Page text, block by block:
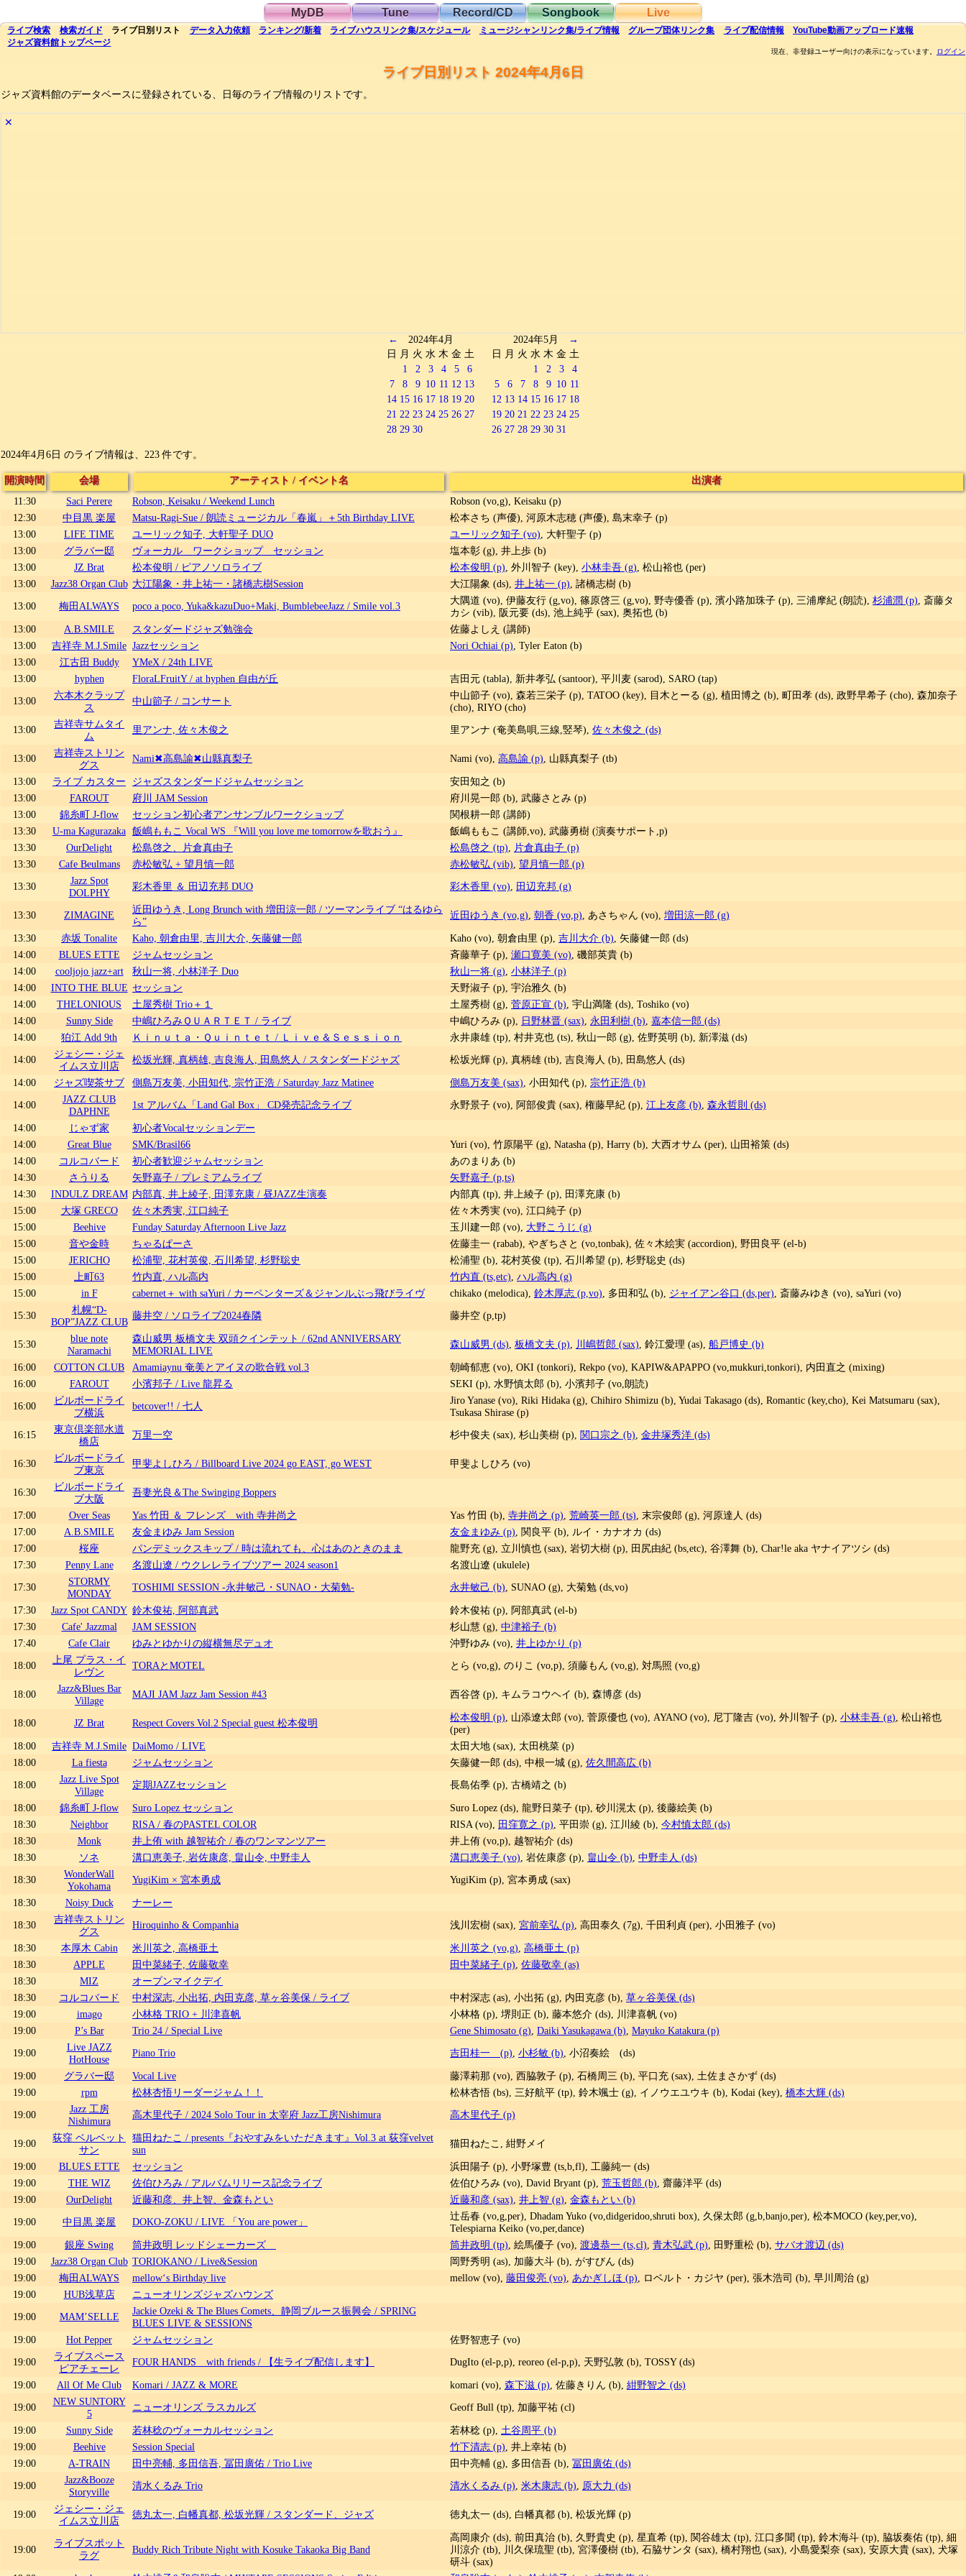
MyDB Tune Record/CD Songbook Live
ライブ検索 検索ガイド ライブ日別 リスト データ入力依頼 ランキング/新着 ライブハウス リンク集/スケジュール ミュージシャンリンク集/ライブ情報 グループ団体リンク集 ライブ配信情報 YouTube動画アップロード速報
ジャズ資料館 トップページ
現在、非登録ユーザー向けの表示になっています。 ログイン
ライブ日別リスト 2024年4月6日
ジャズ資料館のデータベースに登録されている、日毎のライブ情報のリストです。
✕
← 2024年4月
日 月 火 水 木 金 土
1
2 3 4 5
6
7
8 9 10 11 12 13
14 15 16 17 18 19 20
21 22 23 24 25 26 27
28 29 30
2024年5月
→
日 月 火 水 木 金 土
1
2 3
4
5
6 7 8 9 10 11
12 13 14 15 16 17 18
19 20 21 22 23 24 25
26 27 28 29 30 31
2024年4月6日 のライブ情報は、223 件です。
開演時間 会場 アーティスト / イベント名
出演者
11:30
Saci Perere Robson, Keisaku / Weekend Lunch
Robson (vo,g), Keisaku (p)
12:30
中目黒 楽屋 Matsu-Ragi-Sue / 朗読ミュージカル「春嵐」＋5th Birthday LIVE
松本さち (声優), 河原木志穂 (声優), 島末幸子 (p)
13:00
LIFE TIME ユーリック知子, 大軒聖子 DUO ユーリック知子 (vo) , 大軒聖子 (p)
13:00
グラバー邸 ヴォーカル ワークショップ セッション
塩本彰 (g), 井上歩 (b)
13:00
JZ Brat 松本俊明 / ピアノソロライブ 松本俊明 (p) , 外川智子 (key), 小林圭吾 (g) , 松山裕也 (per)
13:00
Jazz38 Organ Club 大江陽象・井上祐一・諸橋志樹Session 大江陽象 (ds), 井上祐一 (p) , 諸橋志樹 (b)
13:00
梅田ALWAYS poco a poco, Yuka&kazuDuo+Maki, BumblebeeJazz / Smile vol.3 大隅道 (vo), 伊藤友行 (g,vo), 篠原啓三 (g,vo), 野寺優香 (p), 濱小路加珠子 (p), 三浦摩紀 (朗読), 杉浦潤 (p) , 斎藤タ
カシ (vib), 阪元要 (ds), 池上純乎 (sax), 奥拓也 (b)
13:00
A.B.SMILE スタンダードジャズ勉強会
佐藤よしえ (講師)
13:00
吉祥寺 M.J.Smile Jazzセッション Nori Ochiai (p) , Tyler Eaton (b)
13:00
江古田 Buddy
YMeX / 24th LIVE
13:00
hyphen FloraLFruitY / at hyphen 自由が丘
吉田元 (tabla), 新井孝弘 (santoor), 平川麦 (sarod), SARO (tap)
13:00
六本木クラップ
ス
中山節子 / コンサート
中山節子 (vo), 森若三栄子 (p), TATOO (key), 目木とーる (g), 植田博之 (b), 町田孝 (ds), 政野早希子 (cho), 森加奈子
(cho), RIYO (cho)
13:00
吉祥寺サムタイ
ム
里アンナ, 佐々木俊之 里アンナ (奄美島唄,三線,竪琴), 佐々木俊之 (ds)
13:00
吉祥寺ストリン
グス
Nami✖高島諭✖山縣真梨子 Nami (vo), 高島諭 (p) , 山縣真梨子 (tb)
13:00
ライブ カスター ジャズスタンダードジャムセッション
安田知之 (b)
13:00
FAROUT 府川 JAM Session
府川晃一郎 (b), 武藤さとみ (p)
13:00
錦糸町 J-flow セッション初心者アンサンブルワークショップ
関根耕一郎 (講師)
13:30
U-ma Kagurazaka 飯嶋ももこ Vocal WS 『Will you love me tomorrowを歌おう』
飯嶋ももこ (講師,vo), 武藤勇樹 (演奏サポート,p)
13:30
OurDelight 松島啓之、片倉真由子 松島啓之 (tp)
片倉真由子 (p)
13:30
Cafe Beulmans 赤松敏弘 + 望月慎一郎 赤松敏弘 (vib) 望月慎一郎 (p)
13:30
Jazz Spot
DOLPHY
彩木香里 ＆ 田辺充邦 DUO 彩木香里 (vo) 田辺充邦 (g)
13:30 ZIMAGINE
近田ゆうき, Long Brunch with 増田涼一郎 / ツーマンライブ “はるゆら
ら”
近田ゆうき (vo,g) 朝香 (vo,p) , あさちゃん (vo), 増田涼一郎 (g)
13:30
赤坂 Tonalite Kaho, 朝倉由里, 吉川大介, 矢藤健一郎 Kaho (vo), 朝倉由里 (p), 吉川大介 (b) , 矢藤健一郎 (ds)
14:00
BLUES ETTE ジャムセッション 斉藤華子 (p), 瀬口寛美 (vo) , 磯部英貴 (b)
14:00
cooljojo jazz+art 秋山一将, 小林洋子 Duo 秋山一将 (g) 小林洋子 (p)
14:00
INTO THE BLUE セッション
天野淑子 (p), 宇治雅久 (b)
14:00
THELONIOUS 土屋秀樹 Trio＋１ 土屋秀樹 (g), 菅原正宣 (b) , 宇山満隆 (ds), Toshiko (vo)
14:00
Sunny Side 中嶋ひろみＱＵＡＲＴＥＴ / ライブ 中嶋ひろみ (p), 日野林晋 (sax) 永田利樹 (b) 嘉本信一郎 (ds)
14:00
狛江 Add 9th Ｋｉｎｕｔａ・Ｑｕｉｎｔｅｔ / Ｌｉｖｅ＆Ｓｅｓｓｉｏｎ
永井康雄 (tp), 村井克也 (ts), 秋山一郎 (g), 佐野英明 (b), 新澤滋 (ds)
14:00
ジェシー・ジェ
イムス立川店
松坂光輝, 真柄雄, 吉良海人, 田島悠人 / スタンダードジャズ
松坂光輝 (p), 真柄雄 (tb), 吉良海人 (b), 田島悠人 (ds)
14:00
ジャズ喫茶サブ 側島万友美, 小田知代, 宗竹正浩 / Saturday Jazz Matinee 側島万友美 (sax) , 小田知代 (p), 宗竹正浩 (b)
14:00
JAZZ CLUB
DAPHNE
1st アルバム「Land Gal Box」 CD発売記念ライブ 永野景子 (vo), 阿部俊貴 (sax), 権藤早紀 (p), 江上友彦 (b) 森永哲則 (ds)
14:00
じゃず家
初心者Vocalセッションデー
14:00
Great Blue SMK/Brasil66
Yuri (vo), 竹原陽平 (g), Natasha (p), Harry (b), 大西オサム (per), 山田裕策 (ds)
14:00
コルコバード 初心者歓迎ジャムセッション
あのまりあ (b)
14:30
さうりる 矢野嘉子 / プレミアムライブ
矢野嘉子 (p,ts)
14:30
INDULZ DREAM 内部真, 井上綾子, 田澤充康 / 昼JAZZ生演奏
内部真 (tp), 井上綾子 (p), 田澤充康 (b)
15:00
大塚 GRECO 佐々木秀実, 江口純子
佐々木秀実 (vo), 江口純子 (p)
15:00
Beehive Funday Saturday Afternoon Live Jazz 玉川建一郎 (vo), 大野こうじ (g)
15:00
音や金時 ちゃるぱーさ
佐藤圭一 (rabab), やぎちさと (vo,tonbak), 佐々木絵実 (accordion), 野田良平 (el-b)
15:00
JERICHO 松浦聖, 花村英俊, 石川希望, 杉野聡史
松浦聖 (b), 花村英俊 (tp), 石川希望 (p), 杉野聡史 (ds)
15:00
上町63 竹内直, ハル高内 竹内直 (ts,etc) ハル高内 (g)
15:00
in F cabernet＋ with saYuri / カーペンターズ＆ジャンルぶっ飛びライヴ chikako (melodica), 鈴木厚志 (p,vo) , 多田和弘 (b), ジャイアン谷口 (ds,per) , 斎藤みゆき (vo), saYuri (vo)
15:30
札幌“D-
BOP”JAZZ CLUB
藤井空 / ソロライブ2024春隣 藤井空 (p,tp)
15:30
blue note
Naramachi
森山威男 板橋文夫 双頭クインテット / 62nd ANNIVERSARY
MEMORIAL LIVE
森山威男 (ds) 板橋文夫 (p) 川嶋哲郎 (sax) , 鈴江愛理 (as), 船戸博史 (b)
16:00
COTTON CLUB Amamiaynu 奄美とアイヌの歌合戦 vol.3
朝崎郁恵 (vo), OKI (tonkori), Rekpo (vo), KAPIW&APAPPO (vo,mukkuri,tonkori), 内田直之 (mixing)
16:00
FAROUT 小濱邦子 / Live 龍昇る
SEKI (p), 水野慎太郎 (b), 小濱邦子 (vo,朗読)
16:00
ビルボードライ
ブ横浜
betcover!! / 七人
Jiro Yanase (vo), Riki Hidaka (g), Chihiro Shimizu (b), Yudai Takasago (ds), Romantic (key,cho), Kei Matsumaru (sax),
Tsukasa Shirase (p)
16:15
東京倶楽部水道
橋店
万里一空 杉中俊夫 (sax), 杉山美樹 (p), 関口宗之 (b) 金井塚秀洋 (ds)
16:30
ビルボードライ
ブ東京
甲斐よしひろ / Billboard Live 2024 go EAST, go WEST 甲斐よしひろ (vo)
16:30
ビルボードライ
ブ大阪
吾妻光良＆The Swinging Boppers
17:00
Over Seas Yas 竹田 ＆ フレンズ with 寺井尚之 Yas 竹田 (b), 寺井尚之 (p) 荒崎英一郎 (ts) , 末宗俊郎 (g), 河原達人 (ds)
17:00
A.B.SMILE 友金まゆみ Jam Session 友金まゆみ (p) , 関良平 (b), ルイ・カナオカ (ds)
17:00
桜座 パンデミックスキップ / 時は流れても、心はあのときのまま
龍野充 (g), 立川慎也 (sax), 岩切大樹 (p), 田尻由紀 (bs,etc), 谷澤舞 (b), Char!le aka ヤナイアツシ (ds)
17:30
Penny Lane 名渡山遼 / ウクレレライブツアー 2024 season1
名渡山遼 (ukulele)
17:30
STORMY
MONDAY
TOSHIMI SESSION -永井敏己・SUNAO・大菊勉- 永井敏己 (b) , SUNAO (g), 大菊勉 (ds,vo)
17:30
Jazz Spot CANDY 鈴木俊祐, 阿部真武
鈴木俊祐 (p), 阿部真武 (el-b)
17:30
Cafe' Jazzmal JAM SESSION 杉山慧 (g), 中津裕子 (b)
17:40
Cafe Clair ゆみとゆかりの縦横無尽デュオ 沖野ゆみ (vo), 井上ゆかり (p)
18:00
上尾 プラス・イ
レヴン
TORAとMOTEL とら (vo,g), のりこ (vo,p), 須藤もん (vo,g), 対馬照 (vo,g)
18:00
Jazz&Blues Bar
Village
MAJI JAM Jazz Jam Session #43 西谷啓 (p), キムラコウヘイ (b), 森博彦 (ds)
18:00 JZ Brat Respect Covers Vol.2 Special guest 松本俊明 松本俊明 (p) , 山添遼太郎 (vo), 菅原優也 (vo), AYANO (vo), 尼丁隆吉 (vo), 外川智子 (p), 小林圭吾 (g) , 松山裕也
(per)
18:00
吉祥寺 M.J.Smile DaiMomo / LIVE
太田大地 (sax), 太田桃菜 (p)
18:00
La fiesta ジャムセッション 矢藤健一郎 (ds), 中根一城 (g), 佐久間高広 (b)
18:00
Jazz Live Spot
Village
定期JAZZセッション
長島佑季 (p), 古橋靖之 (b)
18:00
錦糸町 J-flow Suro Lopez セッション
Suro Lopez (ds), 龍野日菜子 (tp), 砂川滉太 (p), 後藤絵美 (b)
18:30
Neighbor RISA / 春のPASTEL COLOR RISA (vo), 田窪寛之 (p) , 平田崇 (g), 江川綾 (b), 今村慎太郎 (ds)
18:30
Monk 井上侑 with 越智祐介 / 春のワンマンツアー
井上侑 (vo,p), 越智祐介 (ds)
18:30
ソネ 溝口恵美子, 岩佐康彦, 畠山令, 中野圭人 溝口恵美子 (vo) , 岩佐康彦 (p), 畠山令 (b) 中野圭人 (ds)
18:30
WonderWall
Yokohama
YugiKim × 宮本勇成
YugiKim (p), 宮本勇成 (sax)
18:30
Noisy Duck
ナーレー
18:30
吉祥寺ストリン
グス
Hiroquinho & Companhia 浅川宏樹 (sax), 宮前幸弘 (p) , 高田泰久 (7g), 千田利貞 (per), 小田雅子 (vo)
18:30
本厚木 Cabin ​米川英之, 高橋亜土 ​米川英之 (vo,g) 高橋亜土 (p)
18:30
APPLE 田中菜緒子, 佐藤敬幸 田中菜緒子 (p) 佐藤敬幸 (as)
18:30
MIZ
オープンマイクデイ
18:30
コルコバード 中村深志, 小出拓, 内田克彦, 草ヶ谷美保 / ライブ 中村深志 (as), 小出拓 (g), 内田克彦 (b), 草ヶ谷美保 (ds)
19:00
imago 小林格 TRIO + 川津喜帆
小林格 (p), 堺則正 (b), 藤本悠介 (ds), 川津喜帆 (vo)
19:00
P’s Bar Trio 24 / Special Live Gene Shimosato (g) Daiki Yasukagawa (b) Mayuko Katakura (p)
19:00
Live JAZZ
HotHouse
Piano Trio 吉田桂一 (p) 小杉敏 (b) , 小沼奏絵 (ds)
19:00
グラバー邸 Vocal Live
藤澤莉那 (vo), 西脇敦子 (p), 石橋周三 (b), 平口充 (sax), 土佐まさかず (ds)
19:00
rpm 松林杏悟リーダージャム！！ 松林杏悟 (bs), 三好航平 (tp), 鈴木颯士 (g), イノウエユウキ (b), Kodai (key), 橋本大輝 (ds)
19:00
Jazz 工房
Nishimura
高木里代子 / 2024 Solo Tour in 太宰府 Jazz工房Nishimura 高木里代子 (p)
19:00
荻窪 ベルベット
サン
猫田ねたこ / presents『おやすみをいただきます』Vol.3 at 荻窪velvet
sun
猫田ねたこ, 紺野メイ
19:00
BLUES ETTE セッション
浜田陽子 (p), 小野塚豊 (ts,b,fl), 工藤純一 (ds)
19:00
THE WIZ 佐伯ひろみ / アルバムリリース記念ライブ 佐伯ひろみ (vo), David Bryant (p), 荒玉哲郎 (b) , 齋藤洋平 (ds)
19:00
OurDelight 近藤和彦、井上智、金森もとい 近藤和彦 (sax) 井上智 (g) 金森もとい (b)
19:00
中目黒 楽屋 DOKO-ZOKU / LIVE 「You are power」
辻岳春 (vo,g,per), Dhadam Yuko (vo,didgeridoo,shruti box), 久保太郎 (g,b,banjo,per), 松本MOCO (key,per,vo),
Telespiarna Keiko (vo,per,dance)
19:00
銀座 Swing 筒井政明 レッドシェーカーズ 筒井政明 (tp) , 絵馬優子 (vo), 渡邊恭一 (ts,cl) 青木弘武 (p) , 田野重松 (b), サバオ渡辺 (ds)
19:00
Jazz38 Organ Club TORIOKANO / Live&Session
岡野秀明 (as), 加藤大斗 (b), がすびん (ds)
19:00
梅田ALWAYS mellow‘s Birthday live mellow (vo), 藤田俊亮 (vo) あかぎしほ (p) , ロベルト・カジヤ (per), 張木浩司 (b), 早川周治 (g)
19:00
HUB浅草店
ニューオリンズジャズハウンズ
19:00
MAM’SELLE
Jackie Ozeki & The Blues Comets、静岡ブルース振興会 / SPRING
BLUES LIVE & SESSIONS
19:00
Hot Pepper ジャムセッション
佐野智恵子 (vo)
19:00
ライブスペース
ピアチェーレ
FOUR HANDS with friends / 【生ライブ配信します】
DugIto (el-p,p), reoreo (el-p,p), 天野弘敦 (b), TOSSY (ds)
19:00
All Of Me Club Komari / JAZZ & MORE komari (vo), 森下滋 (p) , 佐藤きりん (b), 紺野智之 (ds)
19:00
NEW SUNTORY
5
ニューオリンズ ラスカルズ
Geoff Bull (tp), 加藤平祐 (cl)
19:00
Sunny Side 若林稔のヴォーカルセッション 若林稔 (p), 土谷周平 (b)
19:00
Beehive Session Special 竹下清志 (p) , 井上幸祐 (b)
19:00
A-TRAIN 田中亮輔, 多田信吾, 冨田廣佑 / Trio Live 田中亮輔 (g), 多田信吾 (b), 冨田廣佑 (ds)
19:00
Jazz&Booze
Storyville
清水くるみ Trio 清水くるみ (p) 米木康志 (b) 原大力 (ds)
19:00
ジェシー・ジェ
イムス立川店
徳丸太一, 白幡真都, 松坂光輝 / スタンダード、ジャズ 徳丸太一 (ds), 白幡真都 (b), 松坂光輝 (p)
19:00
ライブスポット
ラグ
Buddy Rich Tribute Night with Kosuke Takaoka Big Band
高岡康介 (ds), 前田真治 (b), 久野貴史 (p), 星直希 (tp), 関谷雄太 (tp), 江口多聞 (tp), 鈴木海斗 (tp), 脇坂奏佑 (tp), 細
川涼介 (tb), 川久保琉聖 (tb), 宮澤優樹 (tb), 石脇サンタ (sax), 橋村翔也 (sax), 小島愛梨奈 (sax), 安原大貴 (sax), 犬塚
研斗 (sax)